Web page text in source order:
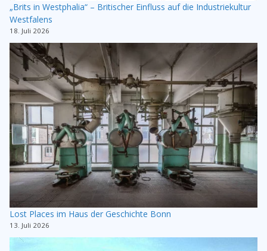
„Brits in Westphalia“ – Britischer Einfluss auf die Industriekultur
Westfalens
18. Juli 2026
Lost Places im Haus der Geschichte Bonn
13. Juli 2026